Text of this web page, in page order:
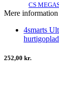
CS
Mere information
4smarts
252,00 kr.